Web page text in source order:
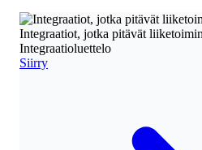
Integraatiot, jotka pitävät
Integraatioluettelo
Siirry